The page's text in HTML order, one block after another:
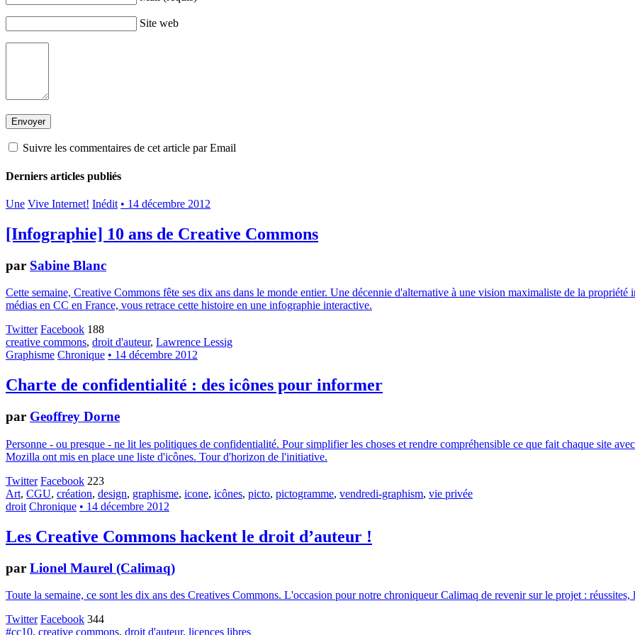
Site web
Suivre les commentaires de cet article par Email
Derniers articles publiés
Une Vive Internet! Inédit • 14 décembre 2012
[Infographie] 10 ans de Creative Commons
par Sabine Blanc
Cette semaine, Creative Commons fête ses dix ans dans le monde entier. Une décennie d'alternative à une vision maximaliste de la
médias en CC en France, vous retrace cette histoire en une infographie interactive.
Twitter Facebook 188
creative commons, droit d'auteur, Lawrence Lessig
Graphisme Chronique • 14 décembre 2012
Charte de confidentialité : des icônes pour informer
par Geoffrey Dorne
Personne - ou presque - ne lit les politiques de confidentialité. Pour simplifier les choses et rendre compréhensible ce que fait chaque site
Mozilla ont mis en place une liste d'icônes. Tour d'horizon de l'initiative.
Twitter Facebook 223
Art, CGU, création, design, graphisme, icone, icônes, picto, pictogramme, vendredi-graphism, vie privée
droit Chronique • 14 décembre 2012
Les Creative Commons hackent le droit d’auteur !
par Lionel Maurel (Calimaq)
Toute la semaine, ce sont les dix ans des Creatives Commons. L'occasion pour notre chroniqueur Calimaq de revenir sur le projet : réussites,
Twitter Facebook 344
#cc10, creative commons, droit d'auteur, licences libres